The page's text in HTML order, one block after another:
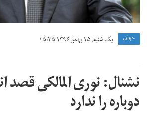
جهان یک شنبه, ۱۵ بهمن ۱۳۹۶ ۱۵:۳۵
نشنال: نوری المالکی
دوباره را ندارد